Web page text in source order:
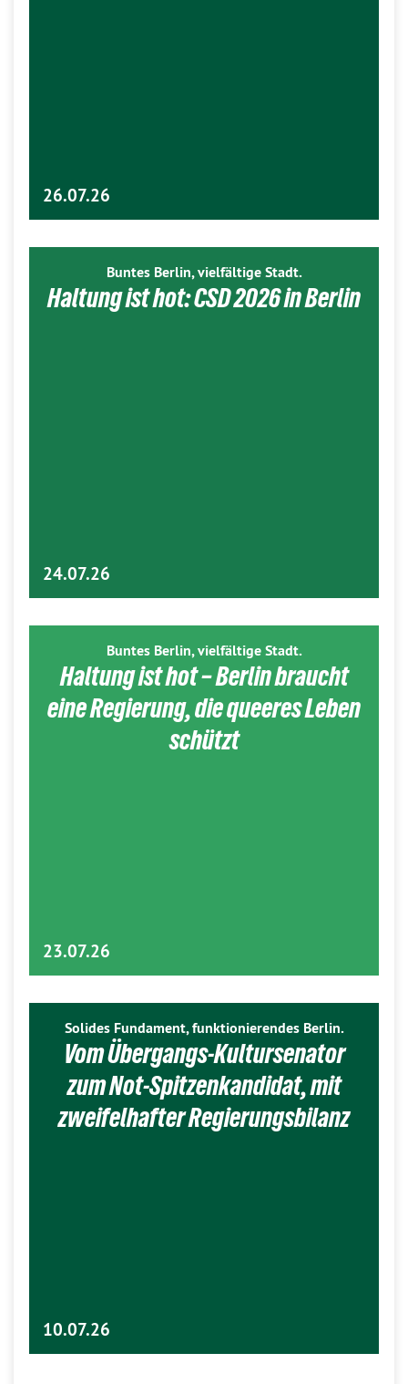
26.07.26
Buntes Berlin, vielfältige Stadt.
Haltung ist hot: CSD 2026 in Berlin
24.07.26
Buntes Berlin, vielfältige Stadt.
Haltung ist hot – Berlin braucht
eine Regierung, die queeres Leben
schützt
23.07.26
Solides Fundament, funktionierendes Berlin.
Vom Übergangs-Kultursenator
zum Not-Spitzenkandidat, mit
zweifelhafter Regierungsbilanz
10.07.26